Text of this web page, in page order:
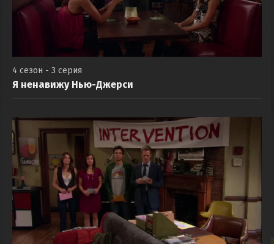
4 сезон - 3 серия
Я ненавижу Нью-Джерси